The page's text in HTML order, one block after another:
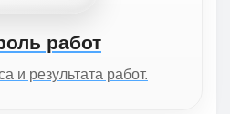
работ
и результата работ.